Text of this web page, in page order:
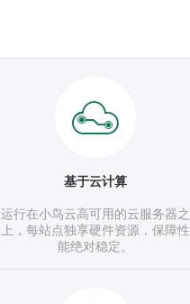
基于云计算
运行在小鸟云高可用的云服务器之
上，每站点独享硬件资源，保障性
能绝对稳定。